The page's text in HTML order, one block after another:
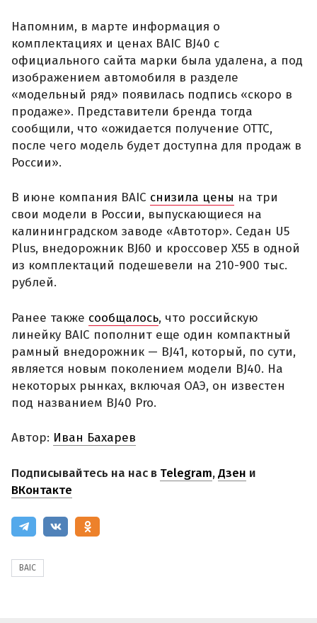
Напомним, в марте информация о
комплектациях и ценах BAIC BJ40 с
официального сайта марки была удалена, а под
изображением автомобиля в разделе
«модельный ряд» появилась подпись «скоро в
продаже». Представители бренда тогда
сообщили, что «ожидается получение ОТТС,
после чего модель будет доступна для продаж в
России».
В июне компания BAIC снизила цены на три
свои модели в России, выпускающиеся на
калининградском заводе «Автотор». Седан U5
Plus, внедорожник BJ60 и кроссовер X55 в одной
из комплектаций подешевели на 210-900 тыс.
рублей.
Ранее также сообщалось, что российскую
линейку BAIC пополнит еще один компактный
рамный внедорожник — BJ41, который, по сути,
является новым поколением модели BJ40. На
некоторых рынках, включая ОАЭ, он известен
под названием BJ40 Pro.
Автор: Иван Бахарев
Подписывайтесь на нас в Telegram,Дзен и
ВКонтакте
BAIC